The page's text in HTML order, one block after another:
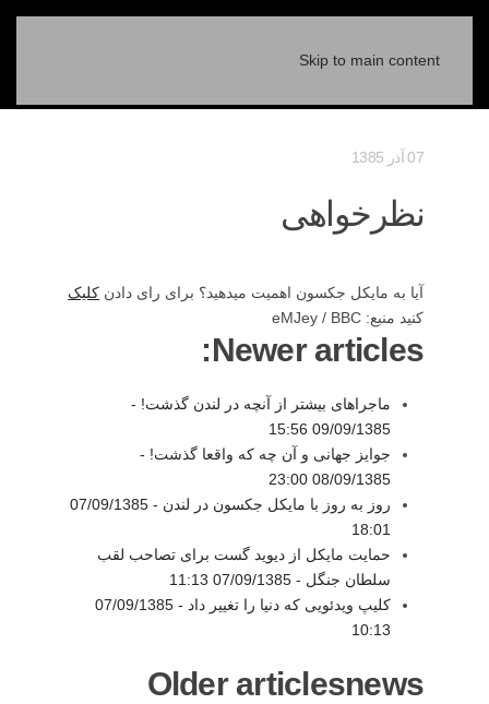
Skip to main content
07 آذر 1385
نظرخواهی
آیا به مایکل جکسون اهمیت میدهید؟ برای رای دادن کلیک
کنید منبع: eMJey / BBC
Newer articles:
ماجراهای بیشتر از آنچه در لندن گذشت! -
09/09/1385 15:56
جوایز جهانی و آن چه که واقعا گذشت! -
08/09/1385 23:00
روز به روز با مایکل جکسون در لندن - 07/09/1385
18:01
حمایت مایکل از دیوید گست برای تصاحب لقب
سلطان جنگل - 07/09/1385 11:13
کلیپ ویدئویی که دنیا را تغییر داد - 07/09/1385
10:13
Older articlesnews